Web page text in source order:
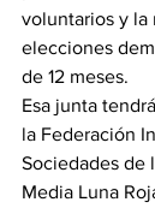
voluntarios y la
elecciones
de 12 meses.
Esa junta
la Federación
Sociedades de
Media Luna